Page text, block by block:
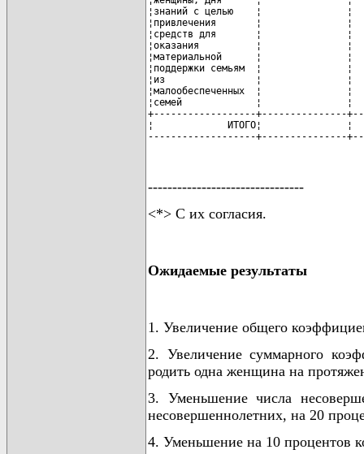
--------------------------------
<*> С их согласия.
Ожидаемые результаты
1. Увеличение общего
2. Увеличение суммарного
родить одна женщина на
3. Уменьшение числа
несовершеннолетних, на 20
4. Уменьшение на 10 процентов